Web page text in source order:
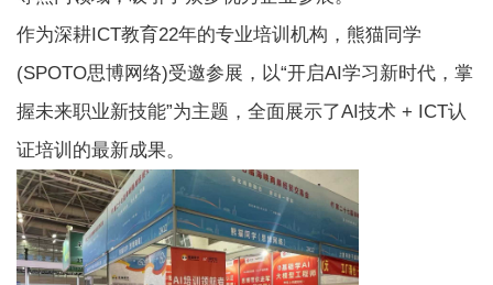
作为深耕ICT教育22年的专业培训机构，熊猫同学
(SPOTO思博网络)受邀参展，以“开启AI学习新时代，掌
握未来职业新技能”为主题，全面展示了AI技术 + ICT认
证培训的最新成果。